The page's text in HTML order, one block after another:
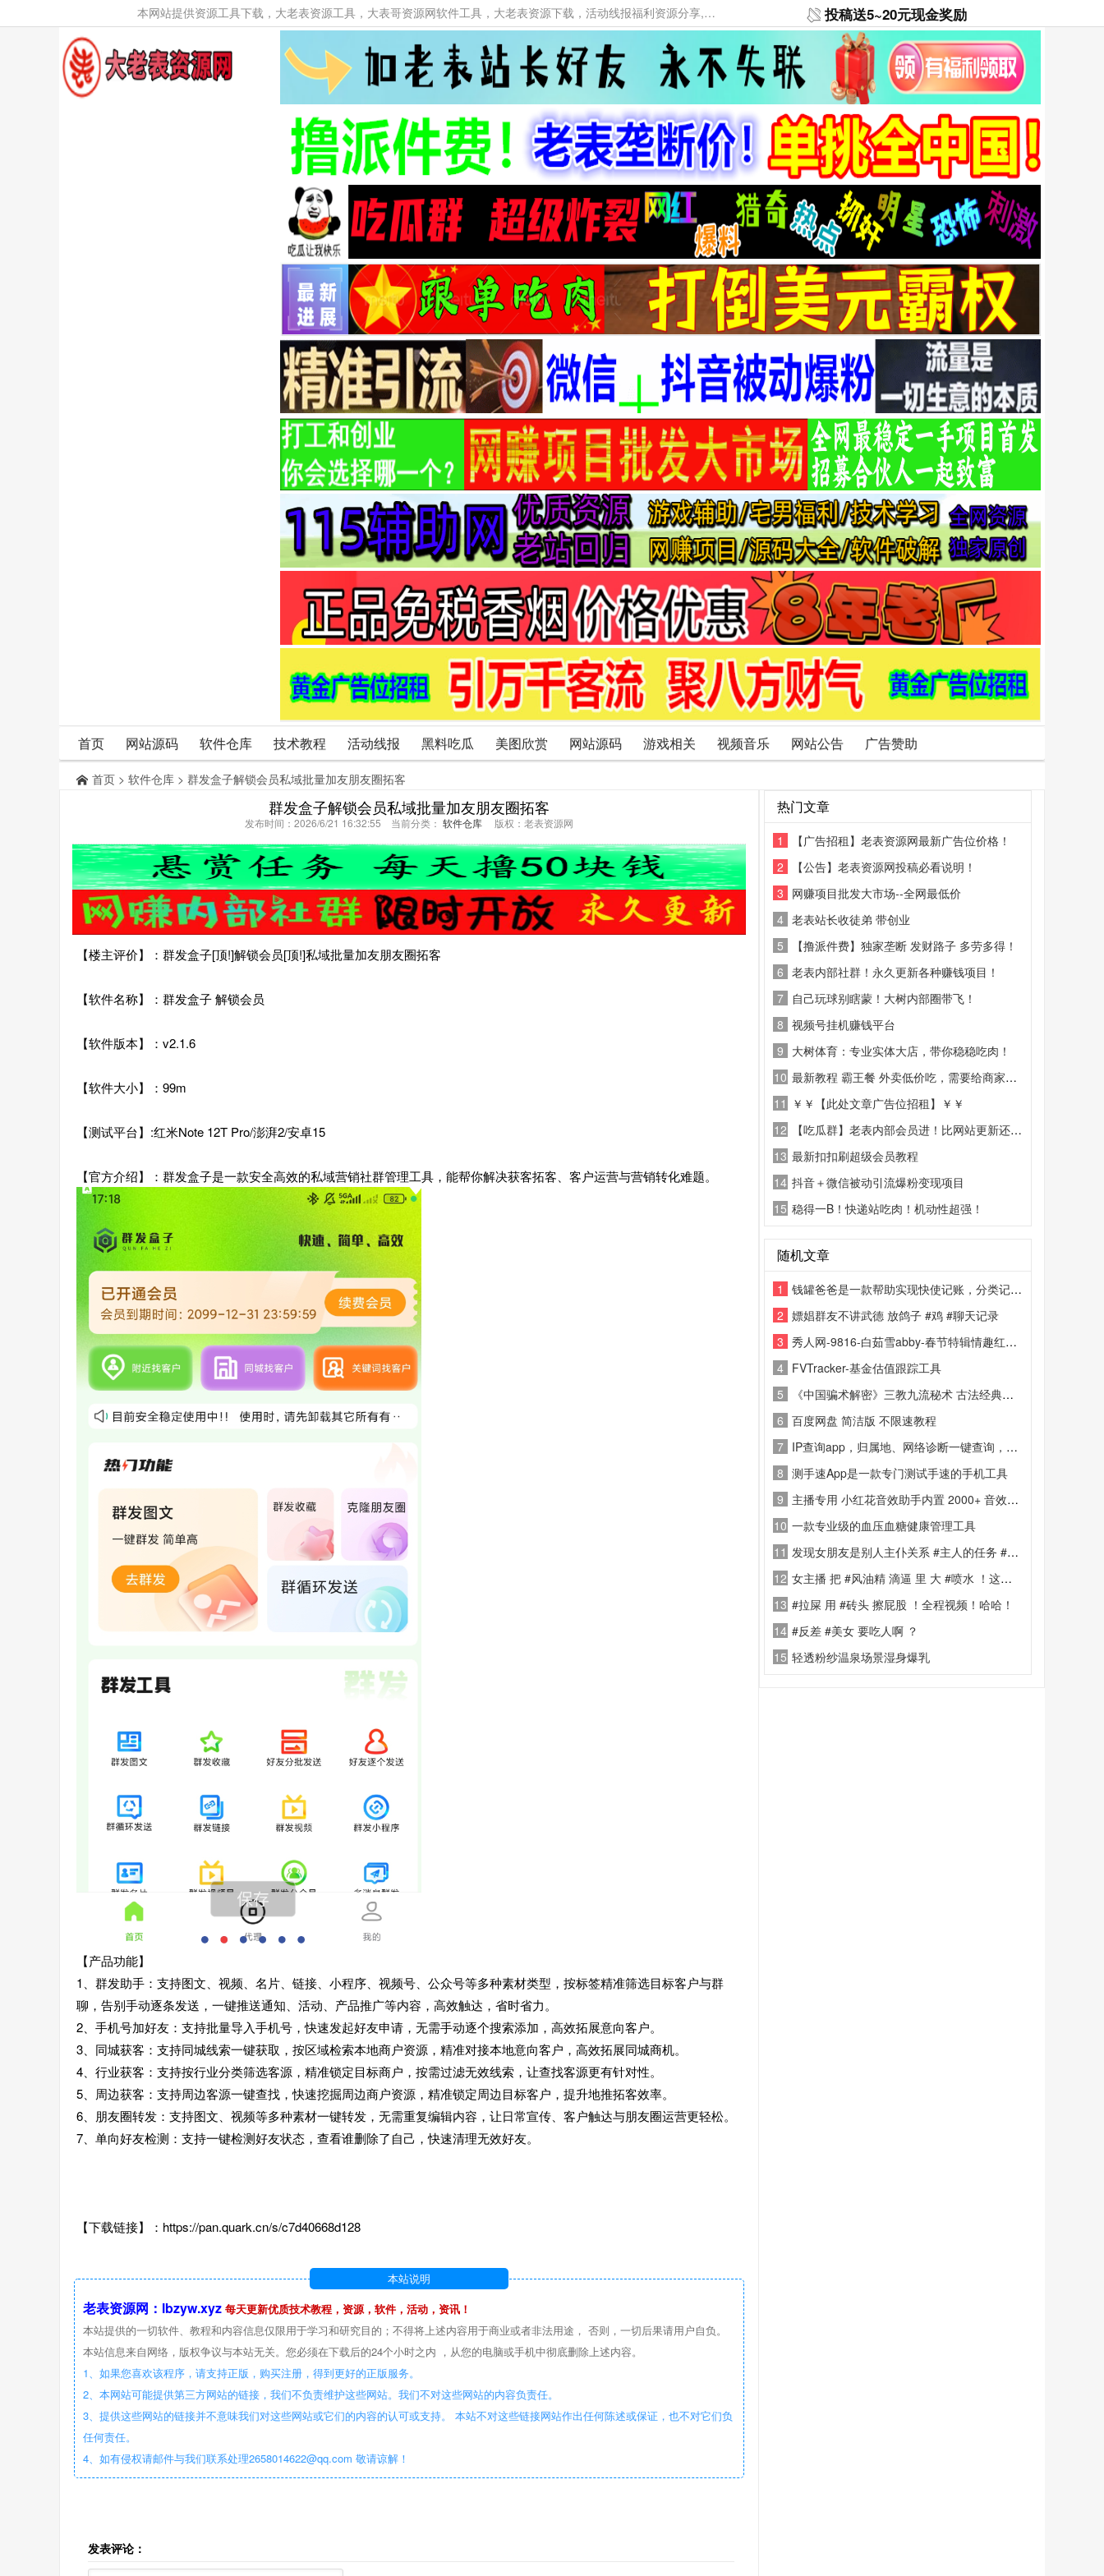
本网站提供资源工具下载，大老表资源工具，大表哥资源网软件工具，大老表资源下载，活动线报福利资源分享,活动线报，大型网游经典游戏，网络热门技术游戏辅助交流与分享。 投稿送5~20元现金奖励
首页 网站源码 软件仓库 技术教程 活动线报 黑料吃瓜 美图欣赏 网站源码 游戏相关 视频音乐 网站公告 广告赞助
首页 > 软件仓库 > 群发盒子解锁会员私域批量加友朋友圈拓客
群发盒子解锁会员私域批量加友朋友圈拓客
发布时间：2026/6/21 16:32:55 当前分类： 软件仓库 版权：老表资源网
【楼主评价】：群发盒子[顶!]解锁会员[顶!]私域批量加友朋友圈拓客
【软件名称】：群发盒子 解锁会员
【软件版本】：v2.1.6
【软件大小】：99m
【测试平台】:红米Note 12T Pro/澎湃2/安卓15
【官方介绍】：群发盒子是一款安全高效的私域营销社群管理工具，能帮你解决获客拓客、客户运营与营销转化难题。
【产品功能】
1、群发助手：支持图文、视频、名片、链接、小程序、视频号、公众号等多种素材类型，按标签精准筛选目标客户与群
聊，告别手动逐条发送，一键推送通知、活动、产品推广等内容，高效触达，省时省力。
2、手机号加好友：支持批量导入手机号，快速发起好友申请，无需手动逐个搜索添加，高效拓展意向客户。
3、同城获客：支持同城线索一键获取，按区域检索本地商户资源，精准对接本地意向客户，高效拓展同城商机。
4、行业获客：支持按行业分类筛选客源，精准锁定目标商户，按需过滤无效线索，让查找客源更有针对性。
5、周边获客：支持周边客源一键查找，快速挖掘周边商户资源，精准锁定周边目标客户，提升地推拓客效率。
6、朋友圈转发：支持图文、视频等多种素材一键转发，无需重复编辑内容，让日常宣传、客户触达与朋友圈运营更轻松。
7、单向好友检测：支持一键检测好友状态，查看谁删除了自己，快速清理无效好友。
【下载链接】：https://pan.quark.cn/s/c7d40668d128
本站说明
老表资源网：lbzyw.xyz 每天更新优质技术教程，资源，软件，活动，资讯！
本站提供的一切软件、教程和内容信息仅限用于学习和研究目的；不得将上述内容用于商业或者非法用途， 否则，一切后果请用户自负。
本站信息来自网络，版权争议与本站无关。您必须在下载后的24个小时之内 ，从您的电脑或手机中彻底删除上述内容。
1、如果您喜欢该程序，请支持正版，购买注册，得到更好的正版服务。
2、本网站可能提供第三方网站的链接，我们不负责维护这些网站。我们不对这些网站的内容负责任。
3、提供这些网站的链接并不意味我们对这些网站或它们的内容的认可或支持。 本站不对这些链接网站作出任何陈述或保证，也不对它们负
任何责任。
4、如有侵权请邮件与我们联系处理2658014622@qq.com 敬请谅解！
发表评论：
热门文章
1
【广告招租】老表资源网最新广告位价格！
2
【公告】老表资源网投稿必看说明！
3 网赚项目批发大市场--全网最低价
4 老表站长收徒弟 带创业
5
【撸派件费】独家垄断 发财路子 多劳多得！
6 老表内部社群！永久更新各种赚钱项目！
7 自己玩球别瞎蒙！大树内部圈带飞！
8 视频号挂机赚钱平台
9 大树体育：专业实体大店，带你稳稳吃肉！
10 最新教程 霸王餐 外卖低价吃，需要给商家好评
11 ￥￥【此处文章广告位招租】￥￥
12
【吃瓜群】老表内部会员进！比网站更新还精彩！
13 最新扣扣刷超级会员教程
14 抖音＋微信被动引流爆粉变现项目
15 稳得一B！快递站吃肉！机动性超强！
随机文章
1
钱罐爸爸是一款帮助实现快使记账，分类记账的生活记账app好钱包帮手
2 嫖娼群友不讲武德 放鸽子 #鸡 #聊天记录
3 秀人网-9816-白茹雪abby-春节特辑情趣红色内衣爆乳-2025.01.25
4 FVTracker-基金估值跟踪工具
5
《中国骗术解密》三教九流秘术 古法经典骗术解密」
6 百度网盘 简洁版 不限速教程
7 IP查询app，归属地、网络诊断一键查询，依托专业的数据库，精准而又高效
8 测手速App是一款专门测试手速的手机工具
9 主播专用 小红花音效助手内置 2000+ 音效（抖音/热门歌曲），支持快捷键、搜索、自定义 MP3、声卡通道与动态频谱，全平台直播可用；
10 一款专业级的血压血糖健康管理工具
11 发现女朋友是别人主仆关系 #主人的任务 #聊天记录 #母狗
12 女主播 把 #风油精 滴逼 里 大 #喷水 ！这妹子会玩
13 #拉屎 用 #砖头 擦屁股 ！全程视频！哈哈！
14 #反差 #美女 要吃人啊 ？
15 轻透粉纱温泉场景湿身爆乳